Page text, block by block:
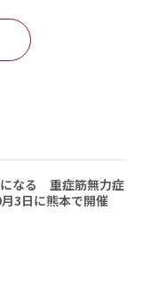
なる 重症筋無力症
3日に熊本で開催